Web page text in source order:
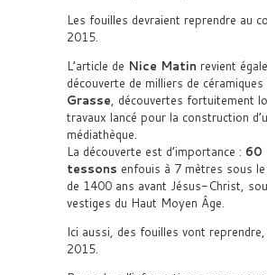
Les fouilles devraient reprendre au
2015.
L’article de Nice Matin revient
découverte de milliers de
Grasse, découvertes fortuitement
travaux lancé pour la construction
médiathèque.
La découverte est d’importance : 60
tessons enfouis à 7 mètres sous
de 1400 ans avant Jésus-Christ,
vestiges du Haut Moyen Âge.
Ici aussi, des fouilles vont
2015.